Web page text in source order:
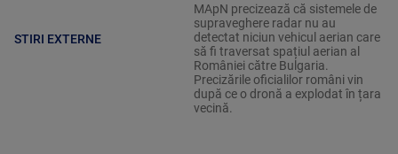
STIRI EXTERNE
MApN precizează că sistemele de
supraveghere radar nu au
detectat niciun vehicul aerian care
să fi traversat spațiul aerian al
României către Bulgaria.
Precizările oficialilor români vin
după ce o dronă a explodat în țara
vecină.